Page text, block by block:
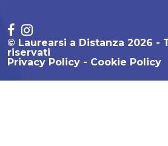
© Laurearsi a Distanza 2026
riservati
Privacy Policy
Cookie Policy